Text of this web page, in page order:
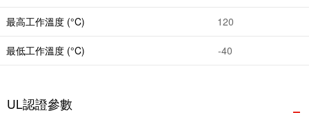
最高工作溫度 (°C) 120
最低工作溫度 (°C) -40
UL認證參數